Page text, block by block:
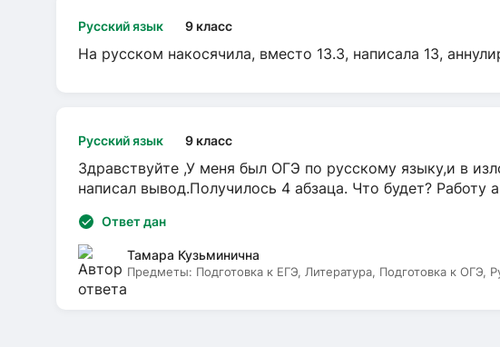
Русский язык 9 класс
На русском накосячила, вместо 13.3, написала 13,
Русский язык 9 класс
Здравствуйте ,У меня был ОГЭ по русскому языку,и в
написал вывод.Получилось 4 абзаца. Что будет? Работу
Ответ дан
Тамара Кузьминична
Предметы: Подготовка к ЕГЭ, Литература, Подготовка к ОГЭ,